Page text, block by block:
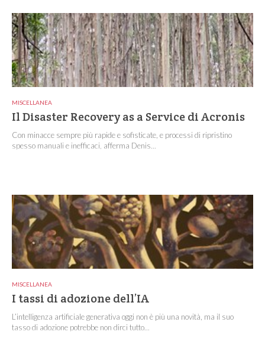
MISCELLANEA
Il Disaster Recovery as a Service di Acronis
Con minacce sempre più rapide e sofisticate, e processi di ripristino
spesso manuali e inefficaci, afferma Denis...
MISCELLANEA
I tassi di adozione dell’IA
L’intelligenza artificiale generativa oggi non è più una novità, ma il suo
tasso di adozione potrebbe non dirci tutto...